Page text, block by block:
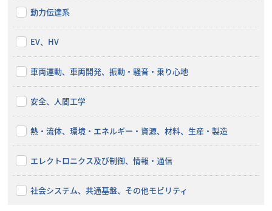
動力伝達系
EV、HV
車両運動、車両開発、振動・騒音・乗り心地
安全、人間工学
熱・流体、環境・エネルギー・資源、材料、生産・製造
エレクトロニクス及び制御、情報・通信
社会システム、共通基盤、その他モビリティ